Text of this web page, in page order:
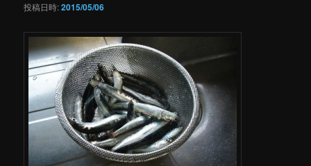
投稿日時:2015/05/06